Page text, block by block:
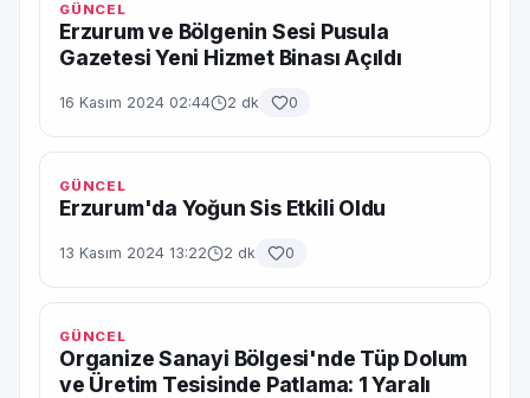
GÜNCEL
Erzurum ve Bölgenin Sesi Pusula
Gazetesi Yeni Hizmet Binası Açıldı
16 Kasım 2024 02:44 2 dk 0
GÜNCEL
Erzurum'da Yoğun Sis Etkili Oldu
13 Kasım 2024 13:22 2 dk 0
GÜNCEL
Organize Sanayi Bölgesi'nde Tüp Dolum
ve Üretim Tesisinde Patlama: 1 Yaralı